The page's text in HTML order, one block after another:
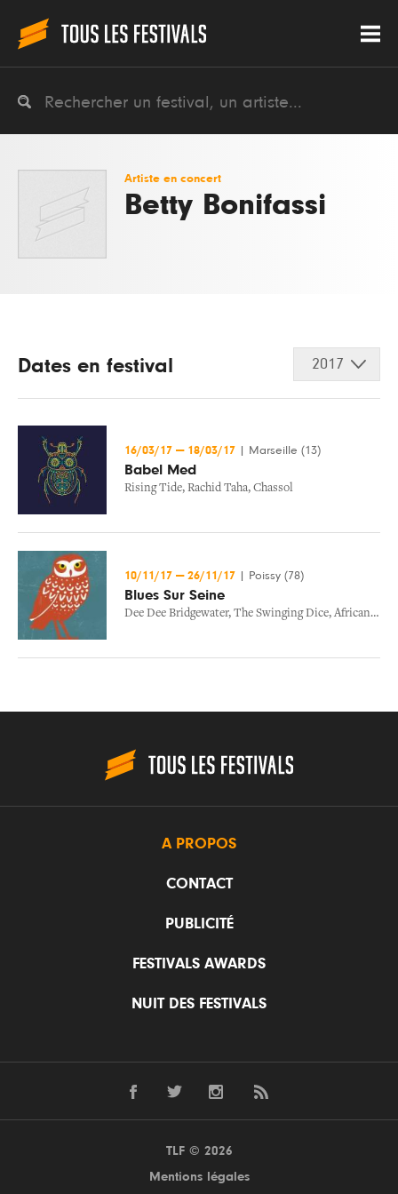
Artiste en concert
Betty Bonifassi
Dates en festival 2017
16/03/17 — 18/03/17 Marseille (13)
Babel Med
Rising Tide, Rachid Taha, Chassol
10/11/17 — 26/11/17 Poissy (78)
Blues Sur Seine
Dee Dee Bridgewater, The Swinging Dice, African Market
A PROPOS
CONTACT
PUBLICITÉ
FESTIVALS AWARDS
NUIT DES FESTIVALS
TLF © 2026
Mentions légales